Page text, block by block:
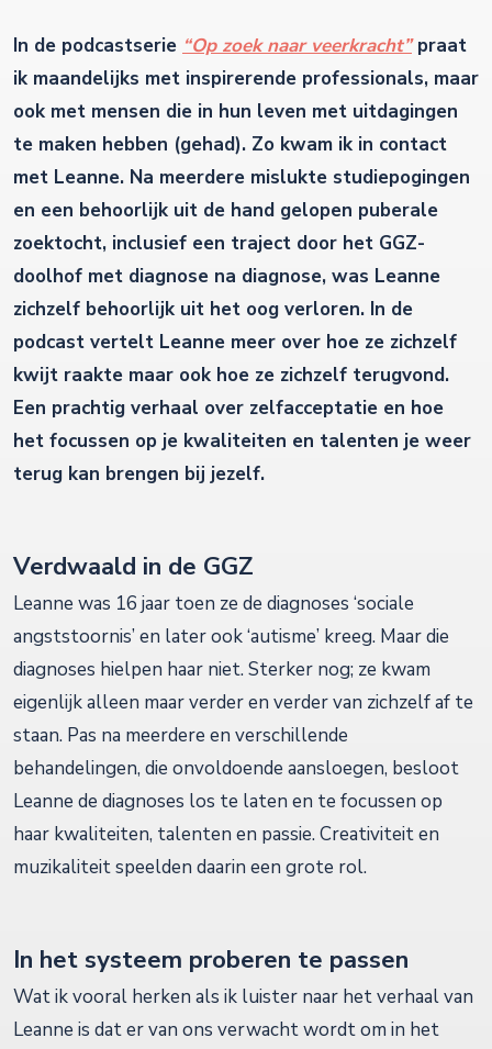
In de podcastserie “Op zoek naar veerkracht” praat
ik maandelijks met inspirerende professionals, maar
ook met mensen die in hun leven met uitdagingen
te maken hebben (gehad). Zo kwam ik in contact
met Leanne. Na meerdere mislukte studiepogingen
en een behoorlijk uit de hand gelopen puberale
zoektocht, inclusief een traject door het GGZ-
doolhof met diagnose na diagnose, was Leanne
zichzelf behoorlijk uit het oog verloren. In de
podcast vertelt Leanne meer over hoe ze zichzelf
kwijt raakte maar ook hoe ze zichzelf terugvond.
Een prachtig verhaal over zelfacceptatie en hoe
het focussen op je kwaliteiten en talenten je weer
terug kan brengen bij jezelf.
Verdwaald in de GGZ
Leanne was 16 jaar toen ze de diagnoses ‘sociale
angststoornis’ en later ook ‘autisme’ kreeg. Maar die
diagnoses hielpen haar niet. Sterker nog; ze kwam
eigenlijk alleen maar verder en verder van zichzelf af te
staan. Pas na meerdere en verschillende
behandelingen, die onvoldoende aansloegen, besloot
Leanne de diagnoses los te laten en te focussen op
haar kwaliteiten, talenten en passie. Creativiteit en
muzikaliteit speelden daarin een grote rol.
In het systeem proberen te passen
Wat ik vooral herken als ik luister naar het verhaal van
Leanne is dat er van ons verwacht wordt om in het